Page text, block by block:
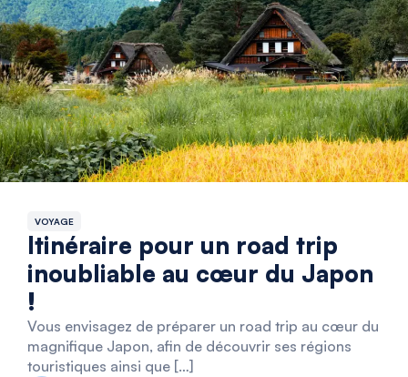
VOYAGE
Itinéraire pour un road trip
inoubliable au cœur du Japon
!
Vous envisagez de préparer un road trip au cœur du
magnifique Japon, afin de découvrir ses régions
touristiques ainsi que […]